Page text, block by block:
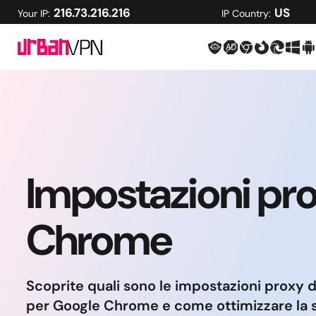
Your IP: 216.73.216.216 IP Country: US
Impostazioni
Chrome
Scoprite quali sono le impostazioni proxy
per Google Chrome e come ottimizzare la